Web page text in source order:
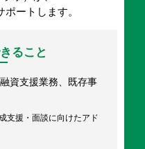
ートします。
ること
資支援業務、既存事
支援・面談に向けたアド